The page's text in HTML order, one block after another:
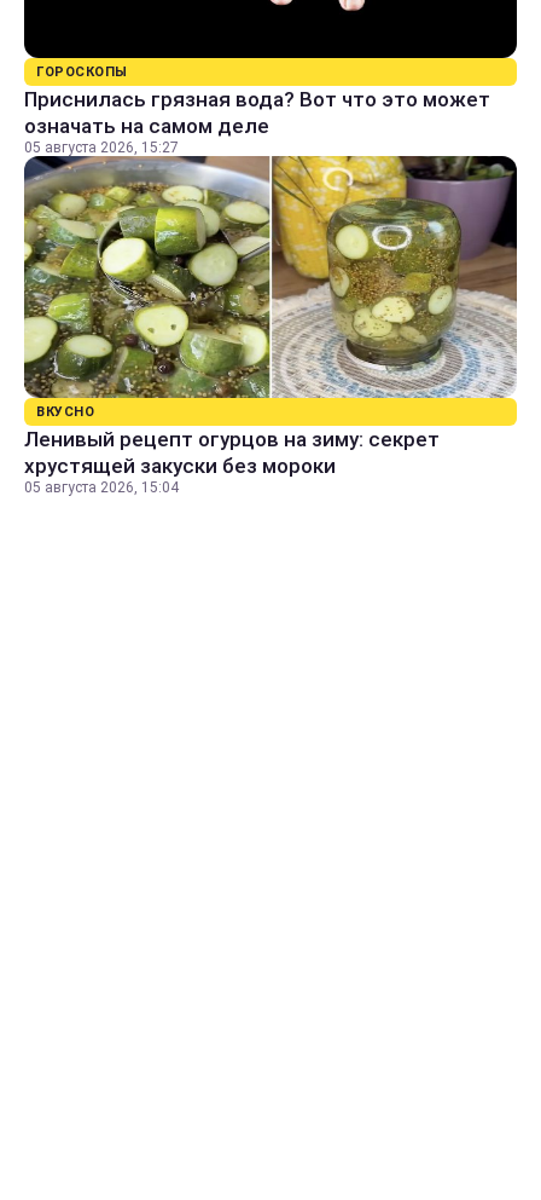
ГОРОСКОПЫ
Приснилась грязная вода? Вот что это может
означать на самом деле
05 августа 2026, 15:27
ВКУСНО
Ленивый рецепт огурцов на зиму: секрет
хрустящей закуски без мороки
05 августа 2026, 15:04